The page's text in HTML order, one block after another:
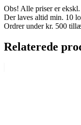
Obs! Alle priser er
Der laves altid min. 10
Ordrer under kr. 500
Relaterede